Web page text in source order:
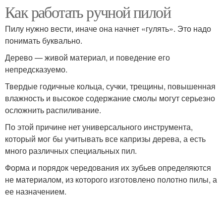
Как работать ручной пилой
Пилу нужно вести, иначе она начнет «гулять». Это надо
понимать буквально.
Дерево — живой материал, и поведение его
непредсказуемо.
Твердые годичные кольца, сучки, трещины, повышенная
влажность и высокое содержание смолы могут серьезно
осложнить распиливание.
По этой причине нет универсального инструмента,
который мог бы учитывать все капризы дерева, а есть
много различных специальных пил.
Форма и порядок чередования их зубьев определяются
не материалом, из которого изготовлено полотно пилы, а
ее назначением.